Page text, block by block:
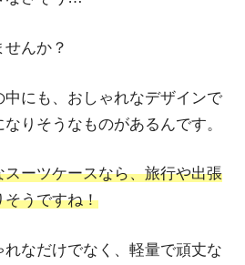
んか？
にも、おしゃれなデザインで
りそうなものがあるんです。
ーツケースなら、旅行や出張
そうですね！
なだけでなく、軽量で頑丈な